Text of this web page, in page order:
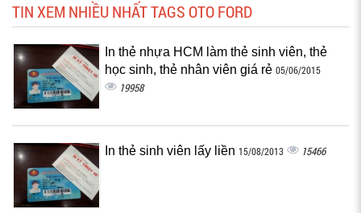
TIN XEM NHIỀU NHẤT TAGS OTO FORD
In thẻ nhựa HCM làm thẻ sinh viên, thẻ
học sinh, thẻ nhân viên giá rẻ 05/06/2015
19958
In thẻ sinh viên lấy liền 15/08/2013 15466